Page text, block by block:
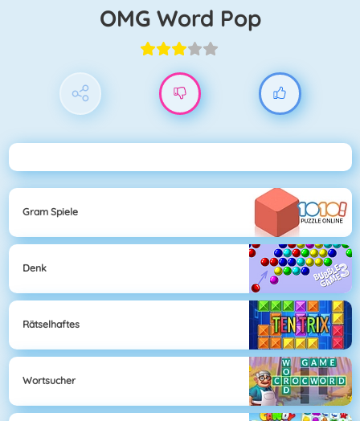
OMG Word Pop
Gram Spiele
Denk
Rätselhaftes
Wortsucher